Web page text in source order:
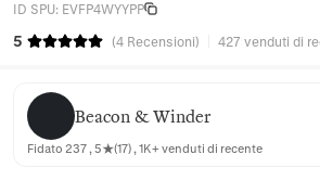
ID SPU: EVFP4WYYPP
5 (4 Recensioni) 427 venduti di
Beacon & Winder
Beacon & Winder
Fidato 237 , 5★(17) , 1K+ venduti di recente